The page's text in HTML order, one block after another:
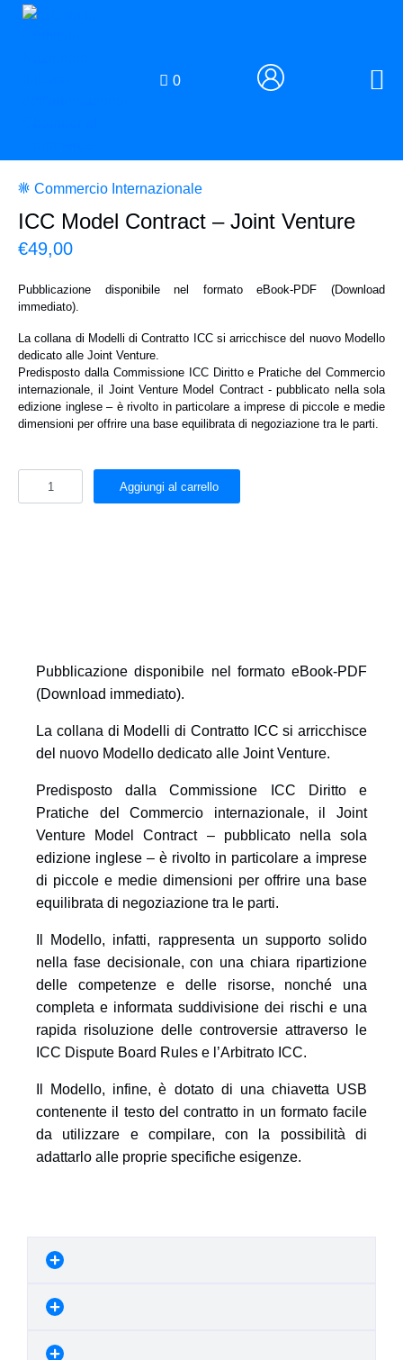
0
Pubblicazione disponibile nel formato eBook-PDF
(Download immediato).
La collana di Modelli di Contratto ICC si arricchisce
del nuovo Modello dedicato alle Joint Venture.
Predisposto dalla Commissione ICC Diritto e
Pratiche del Commercio internazionale, il Joint
Venture Model Contract – pubblicato nella sola
edizione inglese – è rivolto in particolare a imprese
di piccole e medie dimensioni per offrire una base
equilibrata di negoziazione tra le parti.
Il Modello, infatti, rappresenta un supporto solido
nella fase decisionale, con una chiara ripartizione
delle competenze e delle risorse, nonché una
completa e informata suddivisione dei rischi e una
rapida risoluzione delle controversie attraverso le
ICC Dispute Board Rules e l’Arbitrato ICC.
Il Modello, infine, è dotato di una chiavetta USB
contenente il testo del contratto in un formato facile
da utilizzare e compilare, con la possibilità di
adattarlo alle proprie specifiche esigenze.
Commercio Internazionale
ICC Model Contract – Joint Venture
€49,00
Pubblicazione disponibile nel formatoeBook-PDF (Download
immediato).
La collana di Modelli di Contratto ICC si arricchisce del nuovo Modello
dedicato alle Joint Venture.
Predisposto dalla Commissione ICC Diritto e Pratiche del Commercio
internazionale, il Joint Venture Model Contract - pubblicato nella sola
edizione inglese – è rivolto in particolare a imprese di piccole e medie
dimensioni per offrire una base equilibrata di negoziazione tra le parti.
Aggiungi al carrello